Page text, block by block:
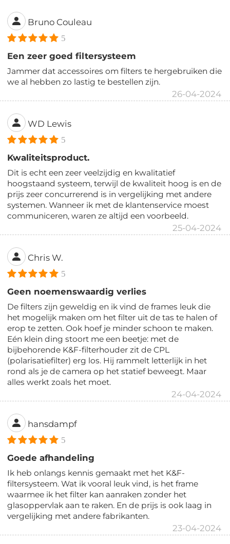
Bruno Couleau
5
Een zeer goed filtersysteem
Jammer dat accessoires om filters te hergebruiken die
we al hebben zo lastig te bestellen zijn.
26-04-2024
WD Lewis
5
Kwaliteitsproduct.
Dit is echt een zeer veelzijdig en kwalitatief
hoogstaand systeem, terwijl de kwaliteit hoog is en de
prijs zeer concurrerend is in vergelijking met andere
systemen. Wanneer ik met de klantenservice moest
communiceren, waren ze altijd een voorbeeld.
25-04-2024
Chris W.
5
Geen noemenswaardig verlies
De filters zijn geweldig en ik vind de frames leuk die
het mogelijk maken om het filter uit de tas te halen of
erop te zetten. Ook hoef je minder schoon te maken.
Eén klein ding stoort me een beetje: met de
bijbehorende K&F-filterhouder zit de CPL
(polarisatiefilter) erg los. Hij rammelt letterlijk in het
rond als je de camera op het statief beweegt. Maar
alles werkt zoals het moet.
24-04-2024
hansdampf
5
Goede afhandeling
Ik heb onlangs kennis gemaakt met het K&F-
filtersysteem. Wat ik vooral leuk vind, is het frame
waarmee ik het filter kan aanraken zonder het
glasoppervlak aan te raken. En de prijs is ook laag in
vergelijking met andere fabrikanten.
23-04-2024